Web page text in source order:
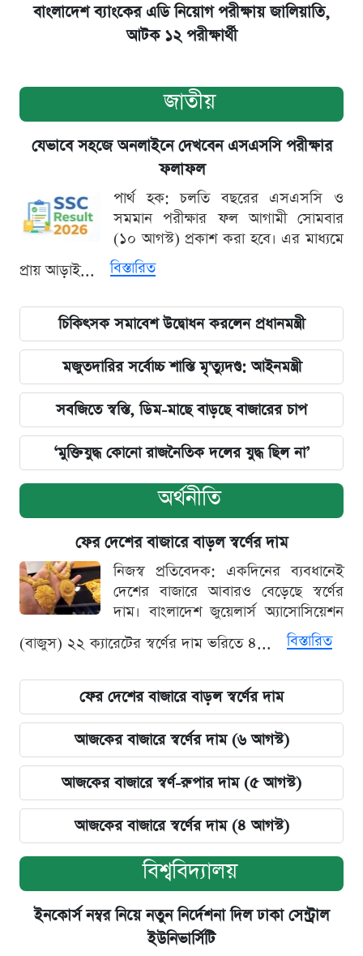
বাংলাদেশ ব্যাংকের এডি নিয়োগ পরীক্ষায় জালিয়াতি,
আটক ১২ পরীক্ষার্থী
জাতীয়
যেভাবে সহজে অনলাইনে দেখবেন এসএসসি পরীক্ষার
ফলাফল
পার্থ হক: চলতি বছরের এসএসসি ও
সমমান পরীক্ষার ফল আগামী সোমবার
(১০ আগস্ট) প্রকাশ করা হবে। এর মাধ্যমে
প্রায় আড়াই...
বিস্তারিত
চিকিৎসক সমাবেশ উদ্বোধন করলেন প্রধানমন্ত্রী
মজুতদারির সর্বোচ্চ শাস্তি মৃ'ত্যুদণ্ড: আইনমন্ত্রী
সবজিতে স্বস্তি, ডিম-মাছে বাড়ছে বাজারের চাপ
‘মুক্তিযুদ্ধ কোনো রাজনৈতিক দলের যুদ্ধ ছিল না’
অর্থনীতি
ফের দেশের বাজারে বাড়ল স্বর্ণের দাম
নিজস্ব প্রতিবেদক: একদিনের ব্যবধানেই
দেশের বাজারে আবারও বেড়েছে স্বর্ণের
দাম। বাংলাদেশ জুয়েলার্স অ্যাসোসিয়েশন
(বাজুস) ২২ ক্যারেটের স্বর্ণের দাম ভরিতে ৪...
বিস্তারিত
ফের দেশের বাজারে বাড়ল স্বর্ণের দাম
আজকের বাজারে স্বর্ণের দাম (৬ আগস্ট)
আজকের বাজারে স্বর্ণ-রুপার দাম (৫ আগস্ট)
আজকের বাজারে স্বর্ণের দাম (৪ আগস্ট)
বিশ্ববিদ্যালয়
ইনকোর্স নম্বর নিয়ে নতুন নির্দেশনা দিল ঢাকা সেন্ট্রাল
ইউনিভার্সিটি